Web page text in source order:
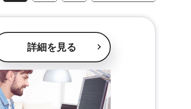
詳細を見る